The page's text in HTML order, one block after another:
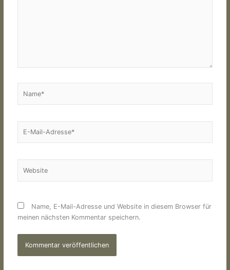
Name, E-Mail-Adresse und Website in diesem Browser für
meinen nächsten Kommentar speichern.